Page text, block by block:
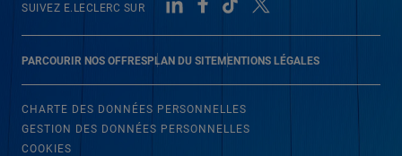
PARCOURIR NOS OFFRESPLAN DU SITEMENTIONS LÉGALES
SUIVEZ E.LECLERC SUR
CHARTE DES DONNÉES PERSONNELLES
GESTION DES DONNÉES PERSONNELLES
COOKIES